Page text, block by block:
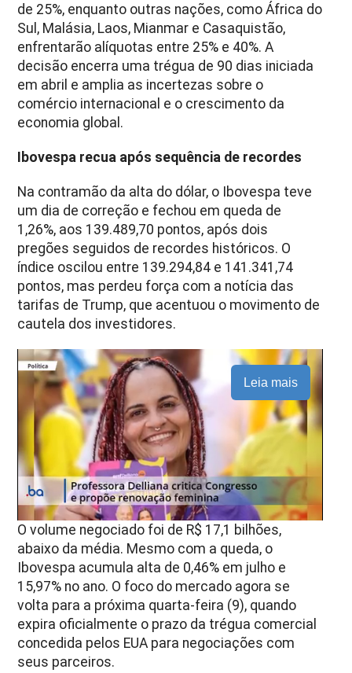
de 25%, enquanto outras nações, como África do
Sul, Malásia, Laos, Mianmar e Casaquistão,
enfrentarão alíquotas entre 25% e 40%. A
decisão encerra uma trégua de 90 dias iniciada
em abril e amplia as incertezas sobre o
comércio internacional e o crescimento da
economia global.
Ibovespa recua após sequência de recordes
Na contramão da alta do dólar, o Ibovespa teve
um dia de correção e fechou em queda de
1,26%, aos 139.489,70 pontos, após dois
pregões seguidos de recordes históricos. O
índice oscilou entre 139.294,84 e 141.341,74
pontos, mas perdeu força com a notícia das
tarifas de Trump, que acentuou o movimento de
cautela dos investidores.
Leia mais
O volume negociado foi de R$ 17,1 bilhões,
abaixo da média. Mesmo com a queda, o
Ibovespa acumula alta de 0,46% em julho e
15,97% no ano. O foco do mercado agora se
volta para a próxima quarta-feira (9), quando
expira oficialmente o prazo da trégua comercial
concedida pelos EUA para negociações com
seus parceiros.